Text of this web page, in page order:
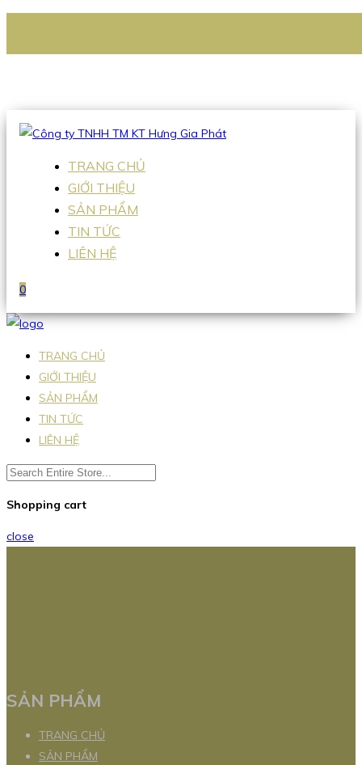
Hotline:0938 336 079
TRANG CHỦ
GIỚI THIỆU
SẢN PHẨM
TIN TỨC
LIÊN HỆ
0
TRANG CHỦ
GIỚI THIỆU
SẢN PHẨM
TIN TỨC
LIÊN HỆ
Shopping cart
close
SẢN PHẨM
TRANG CHỦ
SẢN PHẨM